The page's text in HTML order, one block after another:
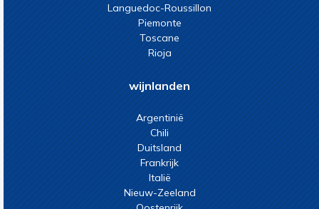
Languedoc-Roussillon
Piemonte
Toscane
Rioja
wijnlanden
Argentinië
Chili
Duitsland
Frankrijk
Italië
Nieuw-Zeeland